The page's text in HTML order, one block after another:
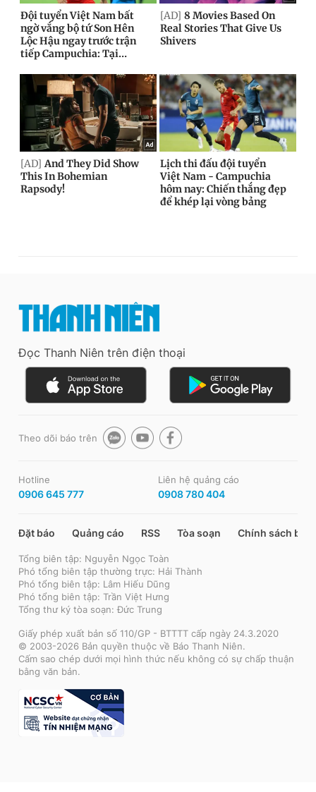
Đọc Thanh Niên trên điện thoại
Theo dõi báo trên
Hotline
0906 645 777
Liên hệ quảng cáo
0908 780 404
Đặt báo Quảng cáo RSS Tòa soạn Chính sách bảo
Tổng biên tập: Nguyễn Ngọc Toàn
Phó tổng biên tập thường trực: Hải Thành
Phó tổng biên tập: Lâm Hiếu Dũng
Phó tổng biên tập: Trần Việt Hưng
Tổng thư ký tòa soạn: Đức Trung
Giấy phép xuất bản số 110/GP - BTTTT cấp ngày 24.3.2020
© 2003-2026 Bản quyền thuộc về Báo Thanh Niên.
Cấm sao chép dưới mọi hình thức nếu không có sự chấp thuận
bằng văn bản.